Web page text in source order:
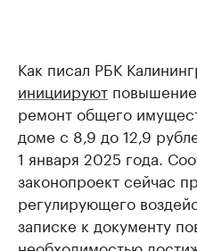
Как писал РБК
инициируют повышение
ремонт общего
доме с 8,9 до 12,9
1 января 2025 года.
законопроект сейчас
регулирующего
записке к документу